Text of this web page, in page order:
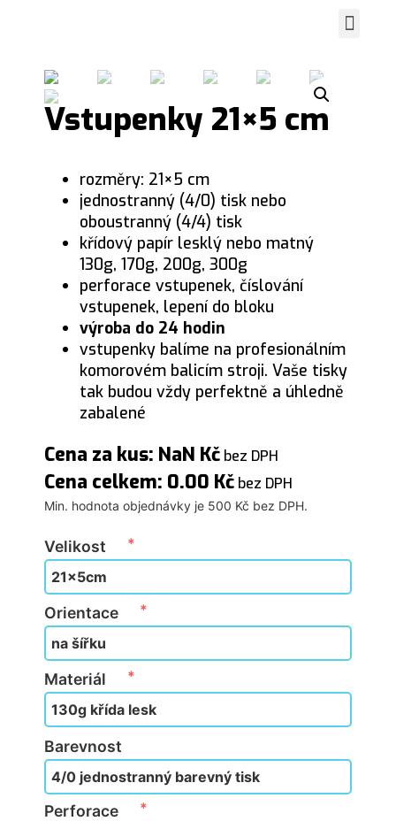
Vstupenky 21×5 cm
rozměry: 21×5 cm
jednostranný (4/0) tisk nebo
oboustranný (4/4) tisk
křídový papír lesklý nebo matný
130g, 170g, 200g, 300g
perforace vstupenek, číslování
vstupenek, lepení do bloku
výroba do 24 hodin
vstupenky balíme na profesionálním
komorovém balicím stroji. Vaše tisky
tak budou vždy perfektně a úhledně
zabalené
Cena za kus: NaN Kč bez DPH
Cena celkem: 0.00 Kč bez DPH
Min. hodnota objednávky je 500 Kč bez DPH.
Velikost
Orientace
Materiál
Barevnost
Perforace